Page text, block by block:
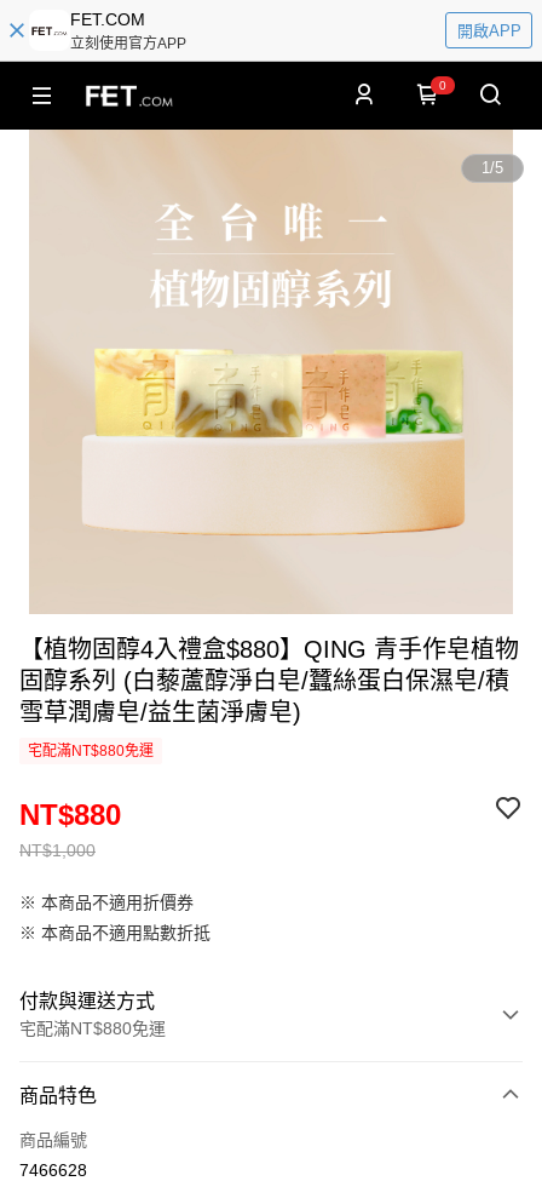
FET.COM
立刻使用官方APP
開啟APP
0
1/5
【植物固醇4入禮盒$880】QING 青手作皂植物
固醇系列 (白藜蘆醇淨白皂/蠶絲蛋白保濕皂/積
雪草潤膚皂/益生菌淨膚皂)
宅配滿NT$880免運
NT$1,000
NT$880
※ 本商品不適用折價券
※ 本商品不適用點數折抵
付款與運送方式
宅配滿NT$880免運
信用卡一次付款
LINE Pay
商品特色
商品編號
7466628